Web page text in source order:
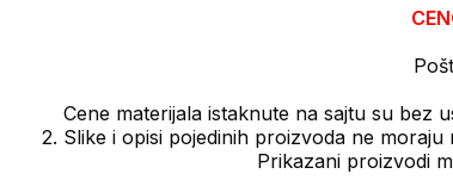
Cene materijala istaknute na sajtu su bez
2. Slike i opisi pojedinih proizvoda ne
Prikazani proizvodi